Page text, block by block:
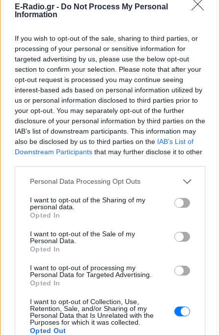
E-Radio.gr - Do Not Process My Personal
Information
If you wish to opt-out of the sale, sharing to third parties, or
processing of your personal or sensitive information for
targeted advertising by us, please use the below opt-out
section to confirm your selection. Please note that after your
opt-out request is processed you may continue seeing
interest-based ads based on personal information utilized by
us or personal information disclosed to third parties prior to
your opt-out. You may separately opt-out of the further
disclosure of your personal information by third parties on the
IAB’s list of downstream participants. This information may
also be disclosed by us to third parties on the IAB’s List of
Downstream Participants that may further disclose it to other
Personal Data Processing Opt Outs
I want to opt-out of the Sharing of my
personal data.
Opted In
I want to opt-out of the Sale of my
Personal Data.
Opted In
I want to opt-out of processing my
Personal Data for Targeted Advertising.
Opted In
I want to opt-out of Collection, Use,
Retention, Sale, and/or Sharing of my
Personal Data that Is Unrelated with the
Purposes for which it was collected.
Opted Out
ΔΕΙΤΕ ΕΠΙΣΗΣ
ΣΤΗΝ ΙΔΙΑ ΚΑΤΗΓΟΡΙΑ
Ο Μπρούκλιν Μπέκαμ έβρασε
μακαρόνια με θαλασσινό νερό
και δέχτηκε ανελέητο
τρολάρισμα online
ΣΉΜΕΡΑ
όπως «τα πόδια του δεν ήταν μέσα σε
αυτό;»
Δημήτρη Παπαμιχαήλ: Η
ανάρτηση της Φίνος Φιλμ για
ΣΉΜΕΡΑ
Τον θυμόμαστε ως σπουδαίο ηθοποιό και